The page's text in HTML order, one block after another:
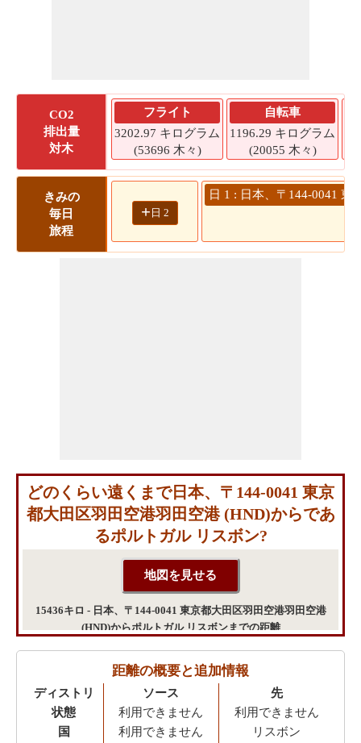
CO2
排出量
対木
フライト
3202.97 キログラム
(53696 木々)
自転車
1196.29 キログラム
(20055 木々)
きみの
毎日
旅程
+ 日 2
日 1 : 日本、〒144-0041
どのくらい遠くまで日本、〒144-0041 東京
都大田区羽田空港羽田空港 (HND)からであ
るポルトガル リスボン?
15436キロ - 日本、〒144-0041 東京都大田区羽田空港羽田空港
(HND)からポルトガル リスボンまでの距離
距離の概要と追加情報
ディストリ
状態
国
ソース
利用できません
利用できません
先
利用できません
リスボン